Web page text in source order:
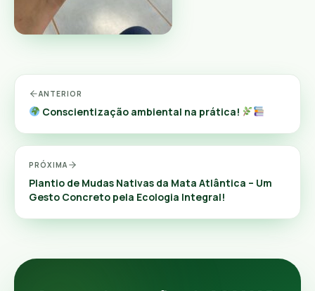
ANTERIOR
Conscientização ambiental na prática!
PRÓXIMA
Plantio de Mudas Nativas da Mata Atlântica – Um
Gesto Concreto pela Ecologia Integral!